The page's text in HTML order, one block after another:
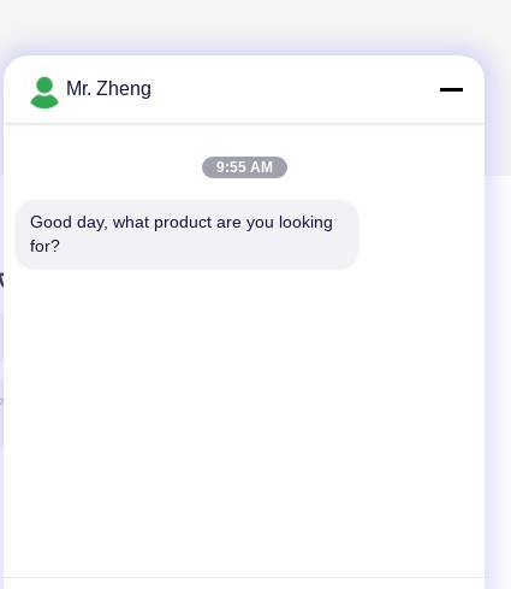
Mr. Zheng
9:55 AM
Good day, what product are you looking
for?